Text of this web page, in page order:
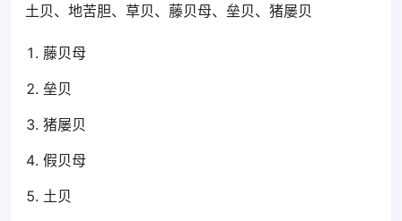
土贝、地苦胆、草贝、藤贝母、垒贝、猪屡贝
藤贝母
垒贝
猪屡贝
假贝母
土贝